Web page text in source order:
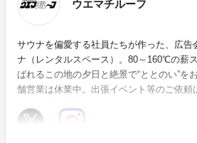
ウエマチルーフ
サウナを偏愛する社員たちが作った、広告
ナ（レンタルスペース）。80～160℃の薪
ばれるこの地の夕日と絶景で“ととのい”を
舗営業は休業中。出張イベント等のご依頼